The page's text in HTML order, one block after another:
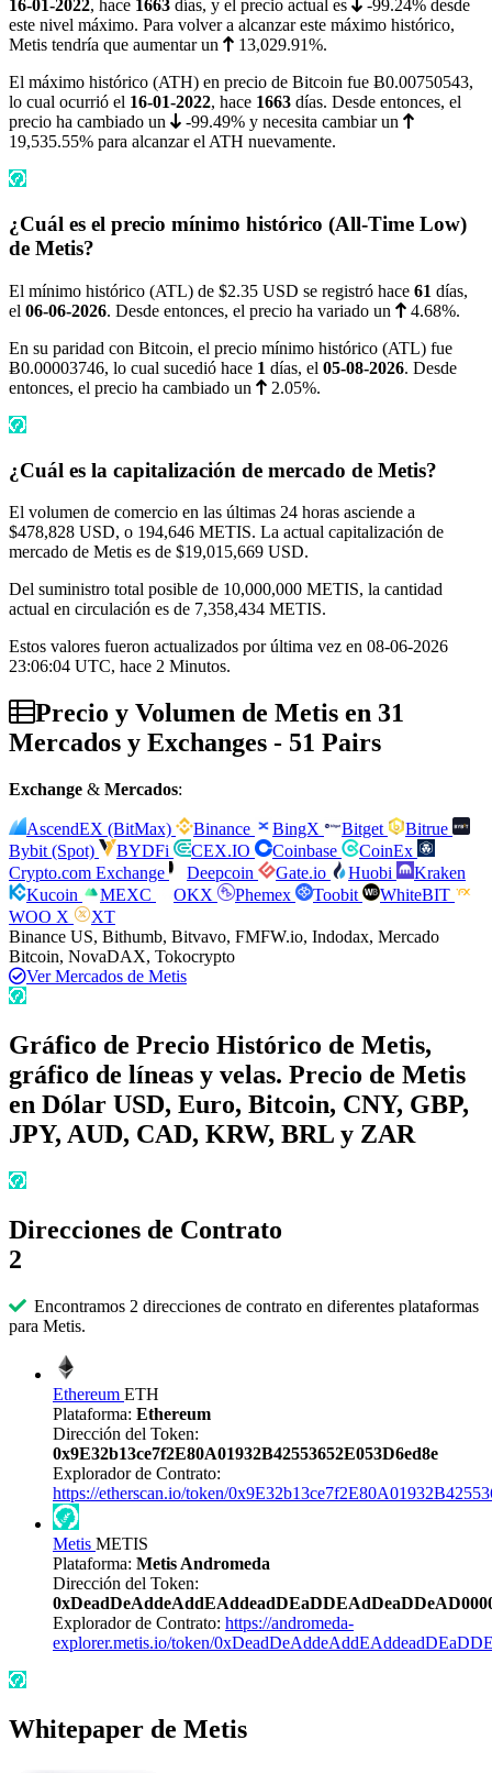
16-01-2022, hace 1663 días, y el precio actual es -99.24% desde
este nivel máximo. Para volver a alcanzar este máximo histórico,
Metis tendría que aumentar un
13,029.91%.
El máximo histórico (ATH) en precio de Bitcoin fue Ƀ0.00750543,
lo cual ocurrió el 16-01-2022, hace 1663 días. Desde entonces, el
precio ha cambiado un
-99.49% y necesita cambiar un
19,535.55% para alcanzar el ATH nuevamente.
¿Cuál es el precio mínimo histórico (All-Time Low)
de Metis?
El mínimo histórico (ATL) de $2.35 USD se registró hace 61 días,
el 06-06-2026. Desde entonces, el precio ha variado un 4.68%.
En su paridad con Bitcoin, el precio mínimo histórico (ATL) fue
Ƀ0.00003746, lo cual sucedió hace 1 días, el 05-08-2026. Desde
entonces, el precio ha cambiado un
2.05%.
¿Cuál es la capitalización de mercado de Metis?
El volumen de comercio en las últimas 24 horas asciende a
$478,828 USD, o 194,646 METIS. La actual capitalización de
mercado de Metis es de $19,015,669 USD.
Del suministro total posible de 10,000,000 METIS, la cantidad
actual en circulación es de 7,358,434 METIS.
Estos valores fueron actualizados por última vez en 08-06-2026
23:06:04 UTC, hace 2 Minutos.
Precio y Volumen de Metis en 31
Mercados y Exchanges - 51 Pairs
Exchange & Mercados:
AscendEX (BitMax) Binance BingX Bitget
Bitrue
Bybit (Spot)
BYDFi CEX.IO Coinbase
CoinEx
Crypto.com Exchange
Deepcoin Gate.io Huobi
Kraken
Kucoin
MEXC OKX Phemex Toobit
WhiteBIT
WOO X
XT
Binance US, Bithumb, Bitvavo, FMFW.io, Indodax, Mercado
Bitcoin, NovaDAX, Tokocrypto
Ver Mercados de Metis
Gráfico de Precio Histórico de Metis,
gráfico de líneas y velas. Precio de Metis
en Dólar USD, Euro, Bitcoin, CNY, GBP,
JPY, AUD, CAD, KRW, BRL y ZAR
Direcciones de Contrato
2
Encontramos 2 direcciones de contrato en diferentes plataformas
para Metis.
Ethereum ETH
Plataforma: Ethereum
Dirección del Token:
0x9E32b13ce7f2E80A01932B42553652E053D6ed8e
Explorador de Contrato:
https://etherscan.io/token/
Metis METIS
Plataforma: Metis Andromeda
Dirección del Token:
Explorador de Contrato: https://andromeda-
explorer.metis.io/token/
Whitepaper de Metis